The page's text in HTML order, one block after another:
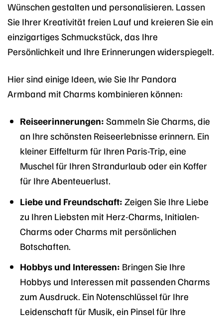
Wünschen gestalten und personalisieren. Lassen
Sie Ihrer Kreativität freien Lauf und kreieren Sie ein
einzigartiges Schmuckstück, das Ihre
Persönlichkeit und Ihre Erinnerungen widerspiegelt.
Hier sind einige Ideen, wie Sie Ihr Pandora
Armband mit Charms kombinieren können:
Reiseerinnerungen: Sammeln Sie Charms, die
an Ihre schönsten Reiseerlebnisse erinnern. Ein
kleiner Eiffelturm für Ihren Paris-Trip, eine
Muschel für Ihren Strandurlaub oder ein Koffer
für Ihre Abenteuerlust.
Liebe und Freundschaft: Zeigen Sie Ihre Liebe
zu Ihren Liebsten mit Herz-Charms, Initialen-
Charms oder Charms mit persönlichen
Botschaften.
Hobbys und Interessen: Bringen Sie Ihre
Hobbys und Interessen mit passenden Charms
zum Ausdruck. Ein Notenschlüssel für Ihre
Leidenschaft für Musik, ein Pinsel für Ihre